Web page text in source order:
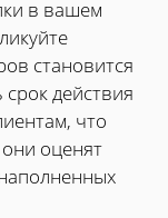
в вашем
становится
срок действия
что
оценят